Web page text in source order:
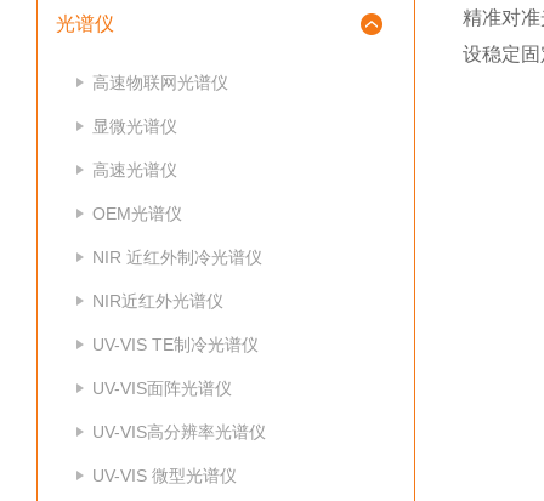
光谱仪
高速物联网光谱仪
显微光谱仪
高速光谱仪
OEM光谱仪
NIR 近红外制冷光谱仪
NIR近红外光谱仪
UV-VIS TE制冷光谱仪
UV-VIS面阵光谱仪
UV-VIS高分辨率光谱仪
UV-VIS 微型光谱仪
精准对
设稳定